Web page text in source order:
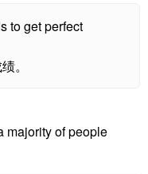
to get perfect
。
majority of people